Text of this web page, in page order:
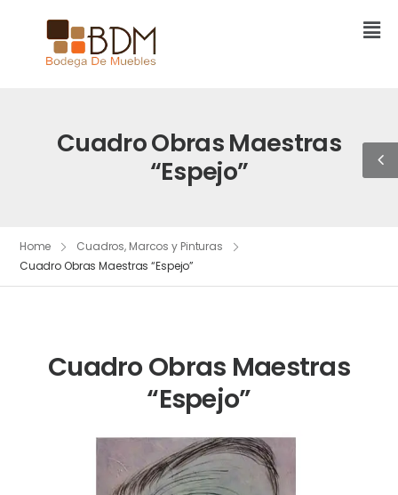
Cuadro Obras Maestras
“Espejo”
Home
Cuadros, Marcos y Pinturas
Cuadro Obras Maestras “Espejo”
Cuadro Obras Maestras
“Espejo”